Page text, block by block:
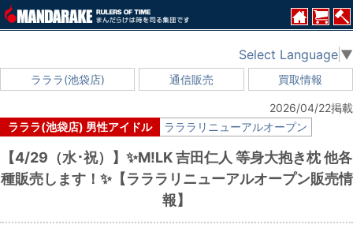
ラララ(池袋店) 通信販売 買取情報
Select Language ▼
ラララ(池袋店) 男性アイドル ラララリニューアルオープン
2026/04/22掲載
【4/29（水･祝）】✨M!LK 吉田仁人 等身大抱き枕 他各
種販売します！✨【ラララリニューアルオープン販売情
報】